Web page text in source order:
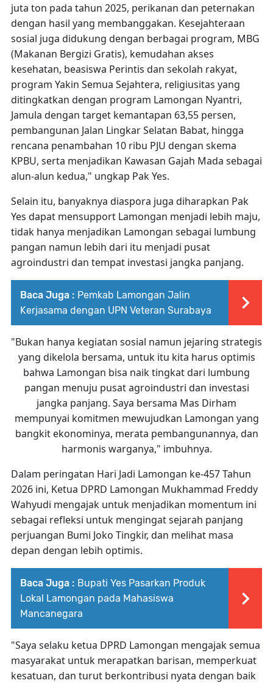
juta ton pada tahun 2025, perikanan dan peternakan
dengan hasil yang membanggakan. Kesejahteraan
sosial juga didukung dengan berbagai program, MBG
(Makanan Bergizi Gratis), kemudahan akses
kesehatan, beasiswa Perintis dan sekolah rakyat,
program Yakin Semua Sejahtera, religiusitas yang
ditingkatkan dengan program Lamongan Nyantri,
Jamula dengan target kemantapan 63,55 persen,
pembangunan Jalan Lingkar Selatan Babat, hingga
rencana penambahan 10 ribu PJU dengan skema
KPBU, serta menjadikan Kawasan Gajah Mada sebagai
alun-alun kedua," ungkap Pak Yes.
Selain itu, banyaknya diaspora juga diharapkan Pak
Yes dapat mensupport Lamongan menjadi lebih maju,
tidak hanya menjadikan Lamongan sebagai lumbung
pangan namun lebih dari itu menjadi pusat
agroindustri dan tempat investasi jangka panjang.
Baca Juga : Pemkab Lamongan Jalin
Kerjasama dengan UPN Veteran Surabaya
"Bukan hanya kegiatan sosial namun jejaring strategis
yang dikelola bersama, untuk itu kita harus optimis
bahwa Lamongan bisa naik tingkat dari lumbung
pangan menuju pusat agroindustri dan investasi
jangka panjang. Saya bersama Mas Dirham
mempunyai komitmen mewujudkan Lamongan yang
bangkit ekonominya, merata pembangunannya, dan
harmonis warganya," imbuhnya.
Dalam peringatan Hari Jadi Lamongan ke-457 Tahun
2026 ini, Ketua DPRD Lamongan Mukhammad Freddy
Wahyudi mengajak untuk menjadikan momentum ini
sebagai refleksi untuk mengingat sejarah panjang
perjuangan Bumi Joko Tingkir, dan melihat masa
depan dengan lebih optimis.
Baca Juga : Bupati Yes Pasarkan Produk
Lokal Lamongan pada Mahasiswa
Mancanegara
"Saya selaku ketua DPRD Lamongan mengajak semua
masyarakat untuk merapatkan barisan, memperkuat
kesatuan, dan turut berkontribusi nyata dengan baik